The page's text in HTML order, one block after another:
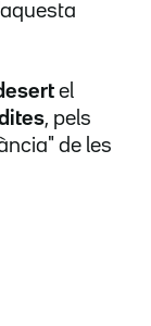
el
, pels
de les